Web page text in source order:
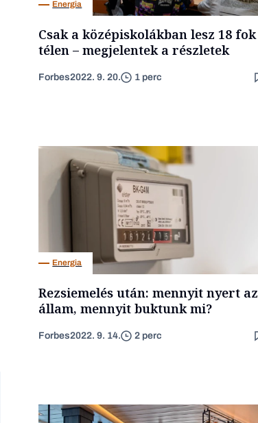
Energia
Csak a középiskolákban lesz 18 fok
télen – megjelentek a részletek
Forbes2022. 9. 20. 1 perc
Energia
Rezsiemelés után: mennyit nyert az
állam, mennyit buktunk mi?
Forbes2022. 9. 14. 2 perc